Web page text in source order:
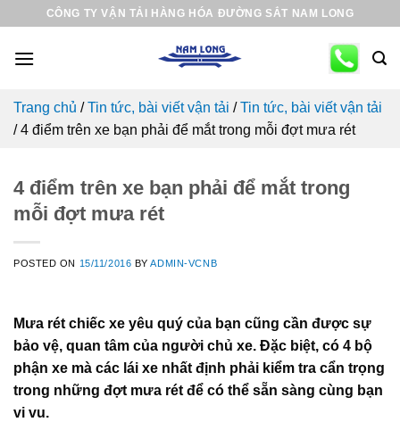
content
CÔNG TY VẬN TẢI HÀNG HÓA ĐƯỜNG SẮT NAM LONG
Trang chủ /Tin tức, bài viết vận tải /Tin tức, bài viết vận tải
/4 điểm trên xe bạn phải để mắt trong mỗi đợt mưa rét
4 điểm trên xe bạn phải để mắt trong
mỗi đợt mưa rét
POSTED ON 15/11/2016 BYADMIN-VCNB
Mưa rét chiếc xe yêu quý của bạn cũng cần được sự
bảo vệ, quan tâm của người chủ xe. Đặc biệt, có 4 bộ
phận xe mà các lái xe nhất định phải kiểm tra cẩn trọng
trong những đợt mưa rét để có thể sẵn sàng cùng bạn
vi vu.